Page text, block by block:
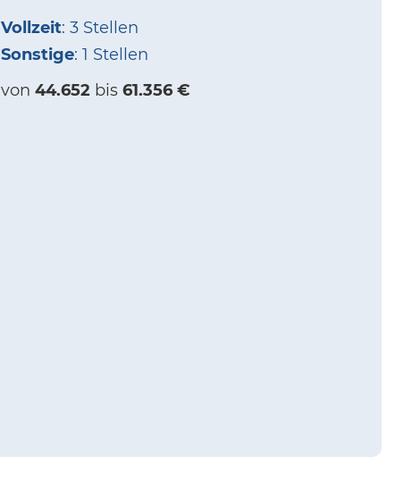
Vollzeit: 3 Stellen
Sonstige: 1 Stellen
von 44.652 bis 61.356 €